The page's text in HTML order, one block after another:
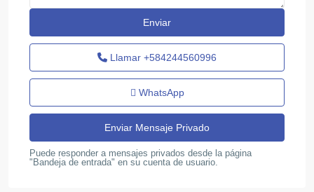
Llamar +584244560996
WhatsApp
Puede responder a mensajes privados desde la página
"Bandeja de entrada" en su cuenta de usuario.